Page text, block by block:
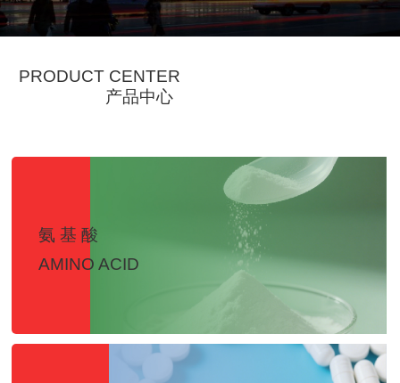
产品中心
PRODUCT CENTER
AMINO ACID
氨 基 酸